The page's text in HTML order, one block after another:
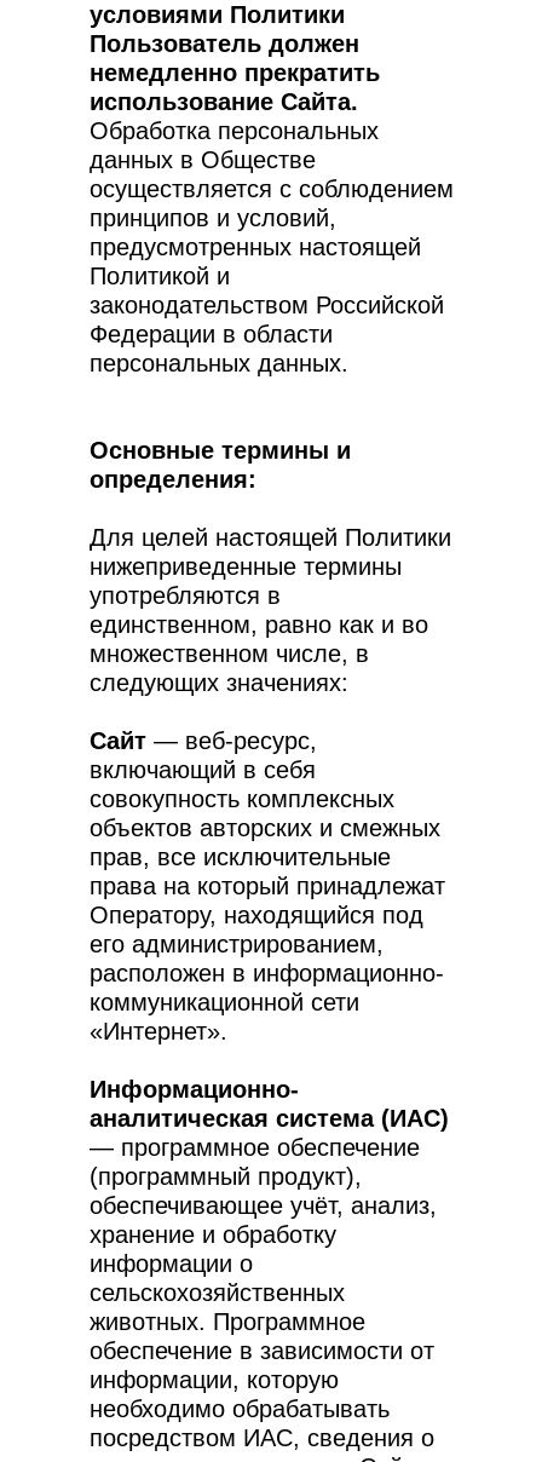
условиями Политики
Пользователь должен
немедленно прекратить
использование Сайта.
Обработка персональных
данных в Обществе
осуществляется с соблюдением
принципов и условий,
предусмотренных настоящей
Политикой и
законодательством Российской
Федерации в области
персональных данных.
Основные термины и
определения:
Для целей настоящей Политики
нижеприведенные термины
употребляются в
единственном, равно как и во
множественном числе, в
следующих значениях:
Сайт — веб-ресурс,
включающий в себя
совокупность комплексных
объектов авторских и смежных
прав, все исключительные
права на который принадлежат
Оператору, находящийся под
его администрированием,
расположен в информационно-
коммуникационной сети
«Интернет».
Информационно-
аналитическая система (ИАС)
— программное обеспечение
(программный продукт),
обеспечивающее учёт, анализ,
хранение и обработку
информации о
сельскохозяйственных
животных. Программное
обеспечение в зависимости от
информации, которую
необходимо обрабатывать
посредством ИАС, сведения о